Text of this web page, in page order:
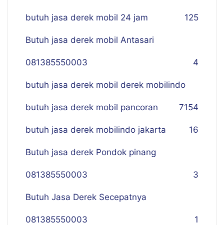
butuh jasa derek mobil 24 jam 125
Butuh jasa derek mobil Antasari
081385550003 4
butuh jasa derek mobil derek mobilindo
154
butuh jasa derek mobil pancoran 7
butuh jasa derek mobilindo jakarta 16
Butuh jasa derek Pondok pinang
081385550003 3
Butuh Jasa Derek Secepatnya
081385550003 1